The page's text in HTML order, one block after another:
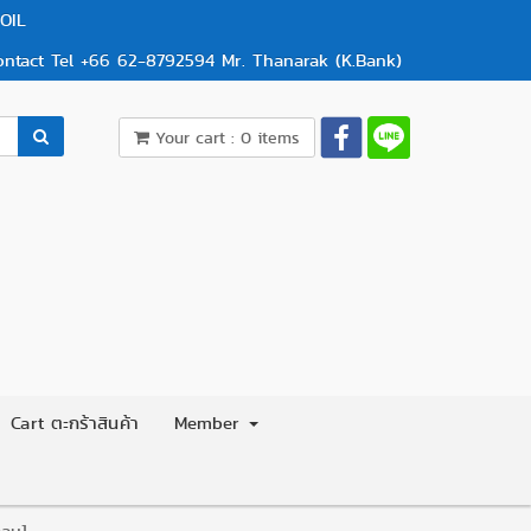
Tel +66 62-8792594 Mr. Thanarak (K.Bank)
Your cart : 0 items
Cart ตะกร้าสินค้า Member